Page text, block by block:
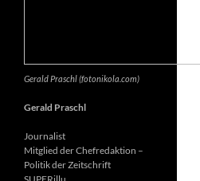
Gerald Praschl (fotonikola.com)
Gerald Praschl
Journalist
Mitglied der Chefredaktion –
Politik der Zeitschrift